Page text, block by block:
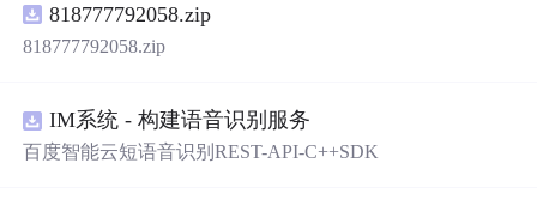
含光伏阵列、Boost型DC-DC变换器、双向DC-DC变换器
与锂离子电池储能系统的完整拓扑结构，结合光伏最大功
架构，集成电压外环与电流内环双闭环控制策略，确保在
光照强度波动、负载突变等动态工况下维持母线电压稳
定。在Simulink环境中搭建全系统仿真模型，验证了控制策
818777792058.zip
818777792058.zip
IM系统 - 构建语音识别服务
百度智能云短语音识别REST-API-C++SDK